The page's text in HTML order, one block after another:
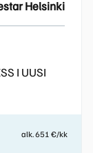
Helsinki
I UUSI
alk. 651 €/kk